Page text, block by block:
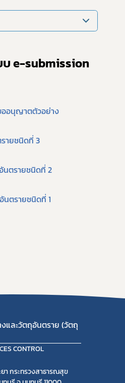
บ e-submission
ออนุญาตตัวอย่าง
ายชนิดที่ 3
นตรายชนิดที่ 2
นตรายชนิดที่ 1
และวัตถุอันตราย (วัตถุ
CONTROL
า กระทรวงสาธารณสุข